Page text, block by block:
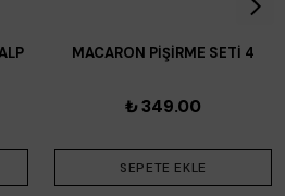
MACARON PİŞİRME SETİ 4
₺ 349.00
SEPETE EKLE